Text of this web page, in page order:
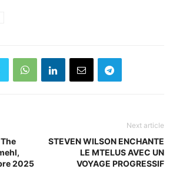
2025
Next article
STEVEN WILSON ENCHANTE
LE MTELUS AVEC UN
VOYAGE PROGRESSIF